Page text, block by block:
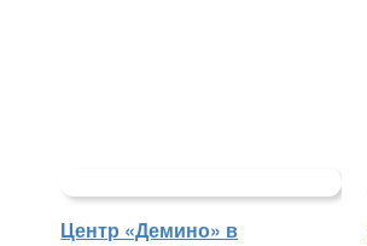
Центр «Демино» в